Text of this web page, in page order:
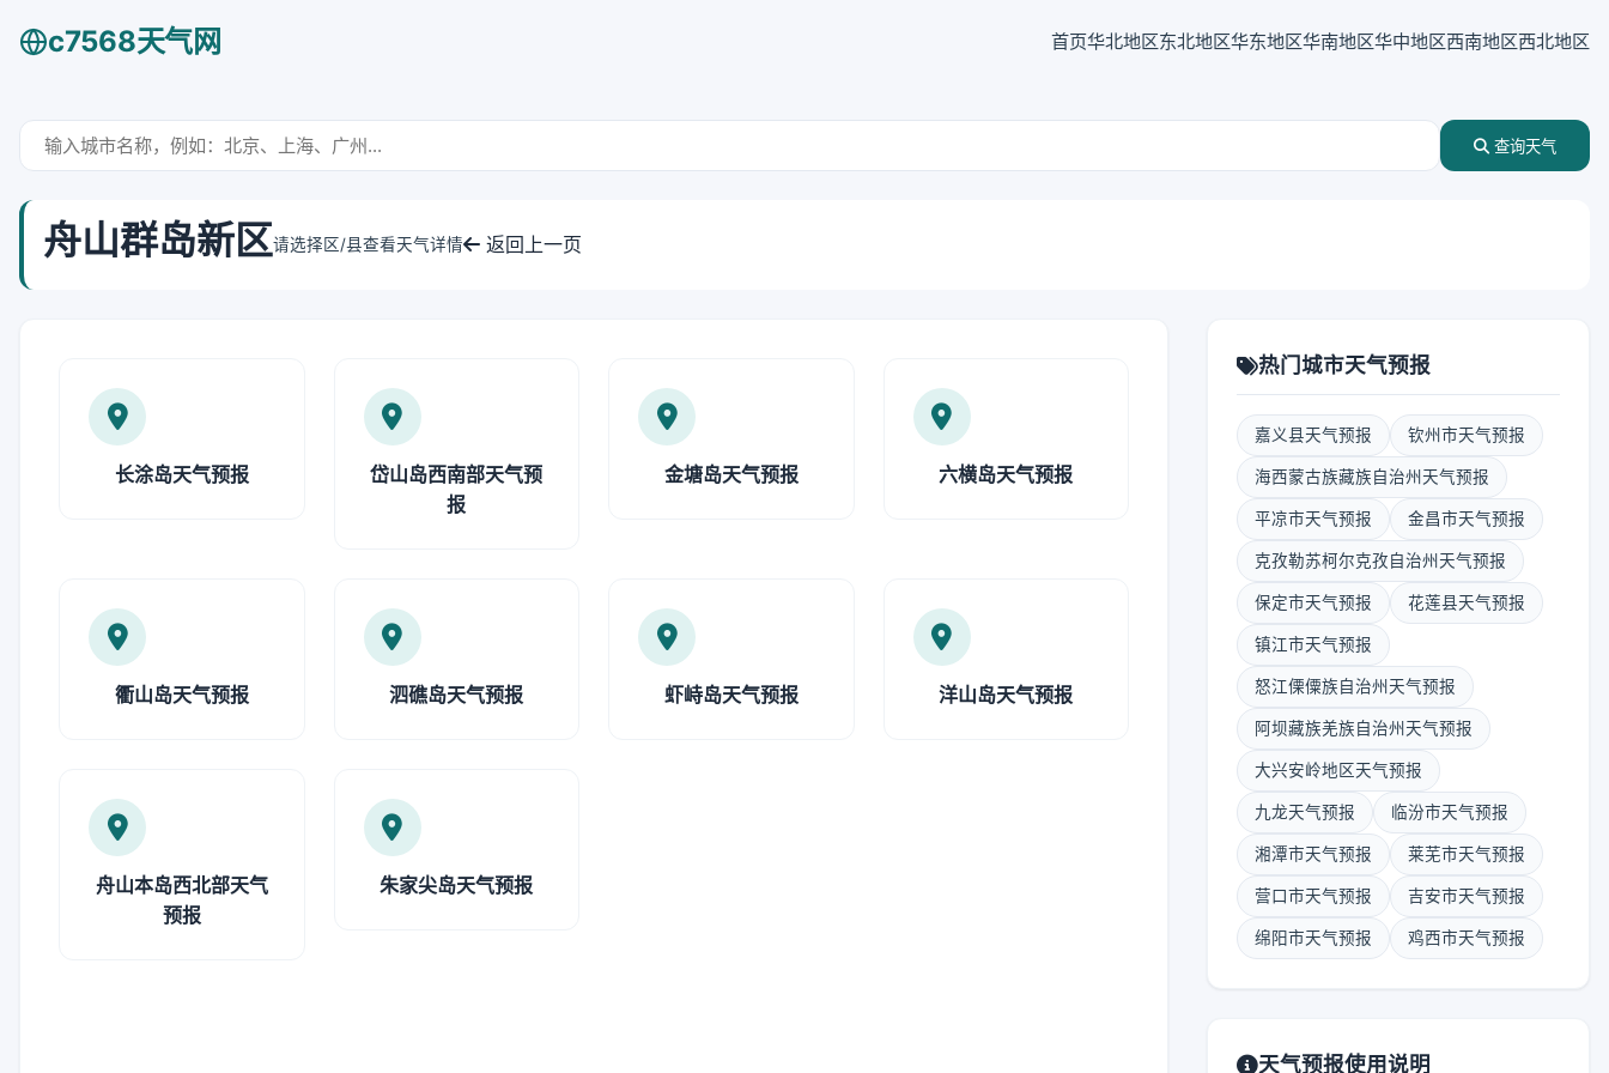
c7568天气网 首页华北地区东北地区华东地区华南地区华中地区西南地区西北地区
查询天气
舟山群岛新区请选择区/县查看天气详情 返回上一页
长涂岛天气预报
岱山岛西南部天气预
报
金塘岛天气预报 六横岛天气预报
衢山岛天气预报 泗礁岛天气预报 虾峙岛天气预报 洋山岛天气预报
舟山本岛西北部天气
预报
朱家尖岛天气预报
热门城市天气预报
嘉义县天气预报 钦州市天气预报
海西蒙古族藏族自治州天气预报
平凉市天气预报 金昌市天气预报
克孜勒苏柯尔克孜自治州天气预报
保定市天气预报 花莲县天气预报
镇江市天气预报
怒江傈僳族自治州天气预报
阿坝藏族羌族自治州天气预报
大兴安岭地区天气预报
九龙天气预报 临汾市天气预报
湘潭市天气预报 莱芜市天气预报
营口市天气预报 吉安市天气预报
绵阳市天气预报 鸡西市天气预报
天气预报使用说明